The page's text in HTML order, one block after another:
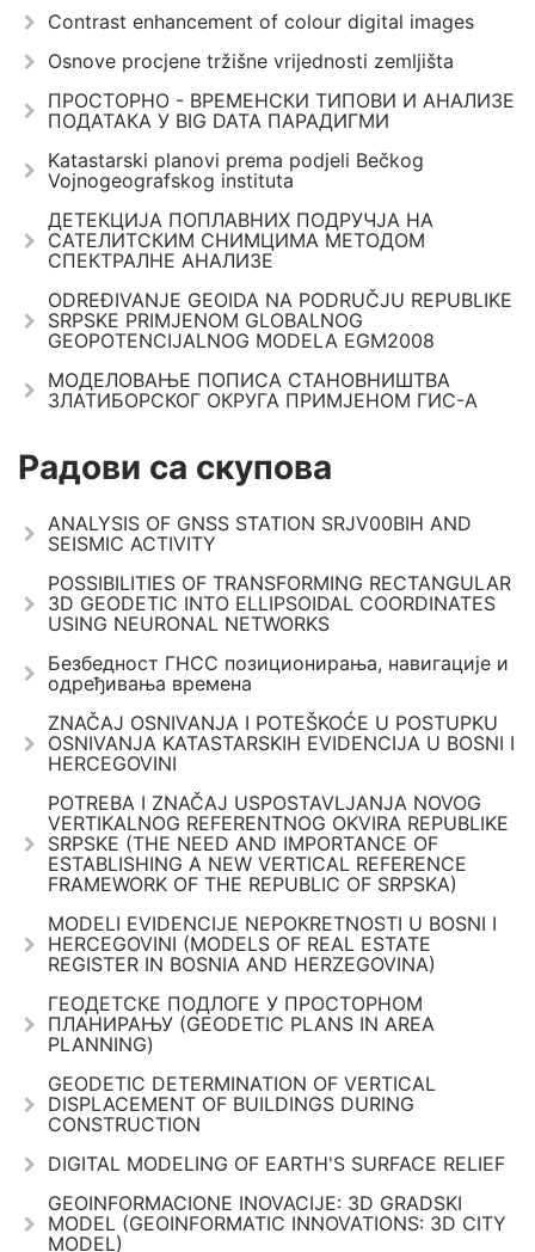
Contrast enhancement of colour digital images
Osnove procjene tržišne vrijednosti zemljišta
ПРОСТОРНО - ВРЕМЕНСКИ ТИПОВИ И АНАЛИЗЕ
ПОДАТАКА У BIG DATA ПАРАДИГМИ
Katastarski planovi prema podjeli Bečkog
Vojnogeografskog instituta
ДЕТЕКЦИЈА ПОПЛАВНИХ ПОДРУЧЈА НА
САТЕЛИТСКИМ СНИМЦИМА МЕТОДОМ
СПЕКТРАЛНЕ АНАЛИЗЕ
ODREĐIVANJE GEOIDA NA PODRUČJU REPUBLIKE
SRPSKE PRIMJENOM GLOBALNOG
GEOPOTENCIJALNOG MODELA EGM2008
МОДЕЛОВАЊЕ ПОПИСА СТАНОВНИШТВА
ЗЛАТИБОРСКОГ ОКРУГА ПРИМЈЕНОМ ГИС-А
Радови са скупова
ANALYSIS OF GNSS STATION SRJV00BIH AND
SEISMIC ACTIVITY
POSSIBILITIES OF TRANSFORMING RECTANGULAR
3D GEODETIC INTO ELLIPSOIDAL COORDINATES
USING NEURONAL NETWORKS
Безбедност ГНСС позиционирања, навигације и
одређивања времена
ZNAČAJ OSNIVANJA I POTEŠKOĆE U POSTUPKU
OSNIVANJA KATASTARSKIH EVIDENCIJA U BOSNI I
HERCEGOVINI
POTREBA I ZNAČAJ USPOSTAVLJANJA NOVOG
VERTIKALNOG REFERENTNOG OKVIRA REPUBLIKE
SRPSKE (THE NEED AND IMPORTANCE OF
ESTABLISHING A NEW VERTICAL REFERENCE
FRAMEWORK OF THE REPUBLIC OF SRPSKA)
MODELI EVIDENCIJE NEPOKRETNOSTI U BOSNI I
HERCEGOVINI (MODELS OF REAL ESTATE
REGISTER IN BOSNIA AND HERZEGOVINA)
ГЕОДЕТСКЕ ПОДЛОГЕ У ПРОСТОРНОМ
ПЛАНИРАЊУ (GEODETIC PLANS IN AREA
PLANNING)
GEODETIC DETERMINATION OF VERTICAL
DISPLACEMENT OF BUILDINGS DURING
CONSTRUCTION
DIGITAL MODELING OF EARTH'S SURFACE RELIEF
GEOINFORMACIONE INOVACIJE: 3D GRADSKI
MODEL (GEOINFORMATIC INNOVATIONS: 3D CITY
MODEL)